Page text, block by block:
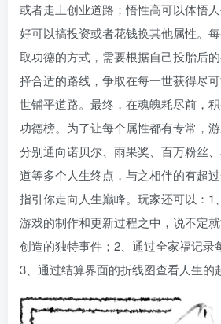
或者走上创业道路；悟性高可以体悟
好可以搞投资或者花钱换其他属性。
取功德的方式，需要根据自己投胎后
择合适的路线，争取在每一世获得尽
世铺平道路。最终，在魂魄耗尽前，
功德榜。为了让每个属性都有专常，
分别通向诺贝尔、雨果奖、百万粉丝
道等多个人生终点，与之相伴的有超
指引你走向人生巅峰。玩家还可以：1
游戏的制作和更新过程之中，说不定
创造的独特事件；2、通过全家福记录
3、通过结算界面的折线图查看人生的